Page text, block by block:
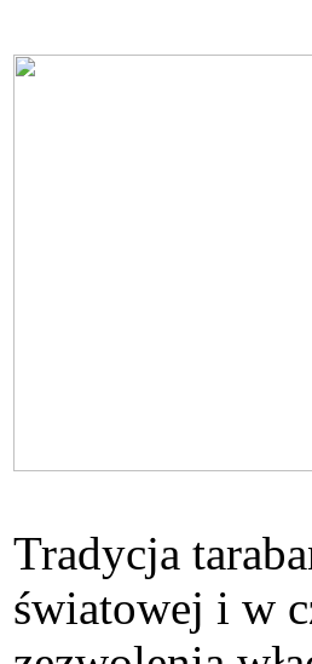
Tradycja
światowej i w